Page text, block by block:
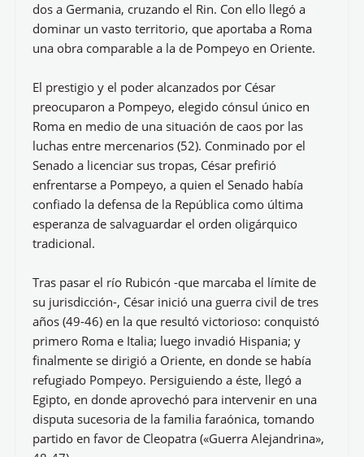
dos a Germania, cruzando el Rin. Con ello llegó a
dominar un vasto territorio, que aportaba a Roma
una obra comparable a la de Pompeyo en Oriente.
El prestigio y el poder alcanzados por César
preocuparon a Pompeyo, elegido cónsul único en
Roma en medio de una situación de caos por las
luchas entre mercenarios (52). Conminado por el
Senado a licenciar sus tropas, César prefirió
enfrentarse a Pompeyo, a quien el Senado había
confiado la defensa de la República como última
esperanza de salvaguardar el orden oligárquico
tradicional.
Tras pasar el río Rubicón -que marcaba el límite de
su jurisdicción-, César inició una guerra civil de tres
años (49-46) en la que resultó victorioso: conquistó
primero Roma e Italia; luego invadió Hispania; y
finalmente se dirigió a Oriente, en donde se había
refugiado Pompeyo. Persiguiendo a éste, llegó a
Egipto, en donde aprovechó para intervenir en una
disputa sucesoria de la familia faraónica, tomando
partido en favor de Cleopatra («Guerra Alejandrina»,